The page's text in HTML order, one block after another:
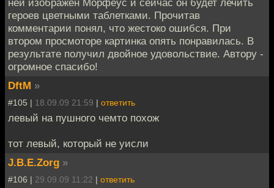
ней изображён Морфеус и сейчас он будет лечить
героев цветными таблетками. Прочитав
комментарии понял, что жестоко ошибся. При
втором просмоторе картинка опять понравилась. В
результате получил двойное удовольствие. Автору -
огромное спасибо!
DftM »
#105 | 18.09.09 21:59 | ответить
левый на пушного чемто похож
тот левый, который не уисли
J.B.E.Zorg »
#106 | 29.09.09 11:22 | ответить